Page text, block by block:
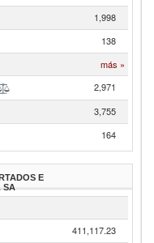
1,998
138
más »
2,971
3,755
164
E
SA
411,117.23